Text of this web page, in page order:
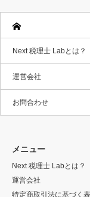
Next 税理士 Labとは？
運営会社
お問合わせ
メニュー
Next 税理士 Labとは？
運営会社
特定商取引法に基づく